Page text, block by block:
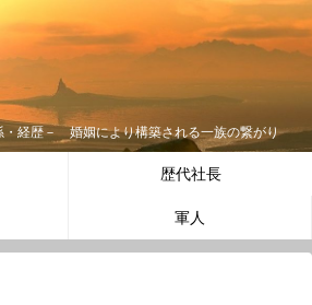
・経歴－ 婚姻により構築される一族の繋がり
歴代社長
軍人